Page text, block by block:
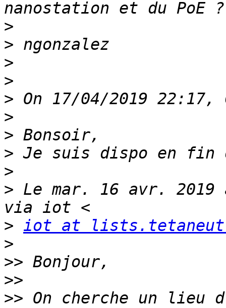
>
>
>
>
>
>
>
>
>
> Le mar. 16 avr. 2019
> iot at
>
>>
>>
>> On cherche un lieu